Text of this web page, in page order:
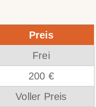
Preis
Frei
200 €
Voller Preis